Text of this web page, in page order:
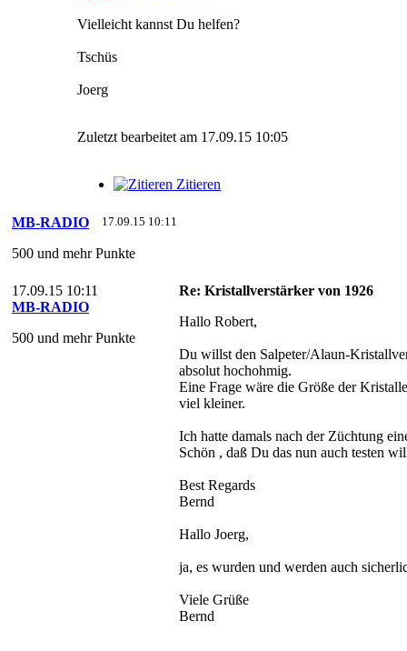
Vielleicht kannst Du helfen?
Tschüs
Joerg
Zuletzt bearbeitet am 17.09.15 10:05
Zitieren
17.09.15 10:11
MB-RADIO
500 und mehr Punkte
17.09.15 10:11
MB-RADIO
500 und mehr Punkte
Re: Kristallverstärker von 1926
Hallo Robert,
Du willst den Salpeter/Alaun-
absolut hochohmig.
Eine Frage wäre die Größe der
viel kleiner.
Ich hatte damals nach der Züchtung
Schön , daß Du das nun auch testen
Best Regards
Bernd
Hallo Joerg,
ja, es wurden und werden auch
Viele Grüße
Bernd